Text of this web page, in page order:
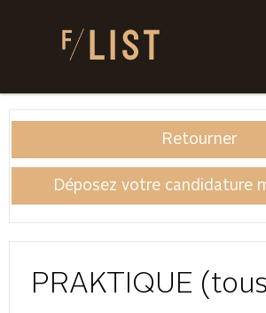
Retourner
Déposez votre candidature
PRAKTIQUE (tous